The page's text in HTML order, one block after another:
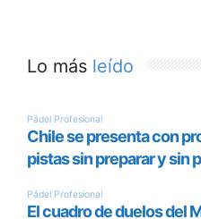
Lo más leído